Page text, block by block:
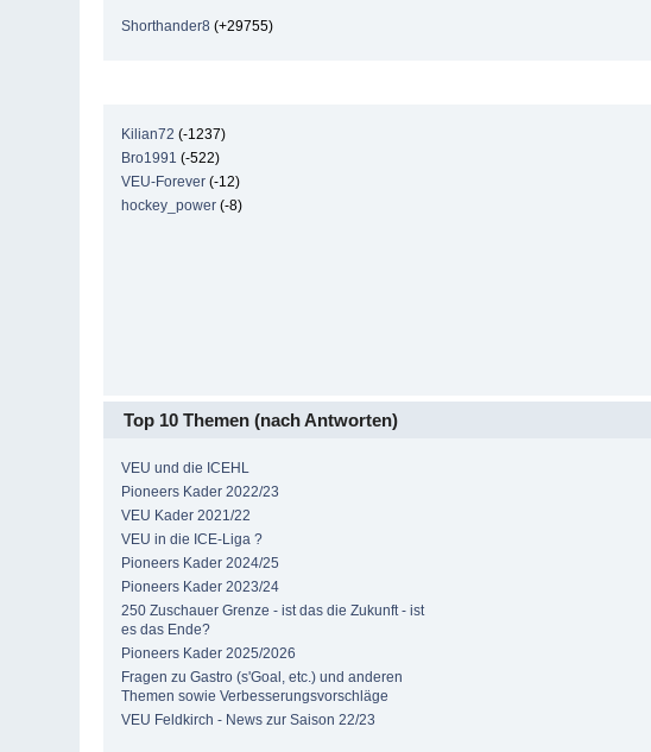
Shorthander8 (+29755)
Kilian72 (-1237)
Bro1991 (-522)
VEU-Forever (-12)
hockey_power (-8)
Top 10 Themen (nach Antworten)
VEU und die ICEHL
Pioneers Kader 2022/23
VEU Kader 2021/22
VEU in die ICE-Liga ?
Pioneers Kader 2024/25
Pioneers Kader 2023/24
250 Zuschauer Grenze - ist das die Zukunft - ist
es das Ende?
Pioneers Kader 2025/2026
Fragen zu Gastro (s'Goal, etc.) und anderen
Themen sowie Verbesserungsvorschläge
VEU Feldkirch - News zur Saison 22/23